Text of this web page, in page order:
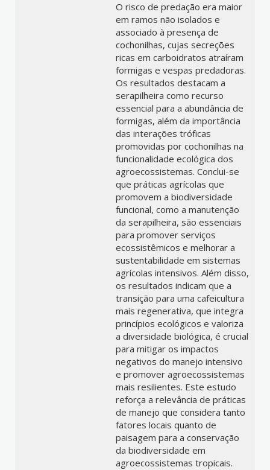
O risco de predação era maior
em ramos não isolados e
associado à presença de
cochonilhas, cujas secreções
ricas em carboidratos atraíram
formigas e vespas predadoras.
Os resultados destacam a
serapilheira como recurso
essencial para a abundância de
formigas, além da importância
das interações tróficas
promovidas por cochonilhas na
funcionalidade ecológica dos
agroecossistemas. Conclui-se
que práticas agrícolas que
promovem a biodiversidade
funcional, como a manutenção
da serapilheira, são essenciais
para promover serviços
ecossistêmicos e melhorar a
sustentabilidade em sistemas
agrícolas intensivos. Além disso,
os resultados indicam que a
transição para uma cafeicultura
mais regenerativa, que integra
princípios ecológicos e valoriza
a diversidade biológica, é crucial
para mitigar os impactos
negativos do manejo intensivo
e promover agroecossistemas
mais resilientes. Este estudo
reforça a relevância de práticas
de manejo que considera tanto
fatores locais quanto de
paisagem para a conservação
da biodiversidade em
agroecossistemas tropicais.